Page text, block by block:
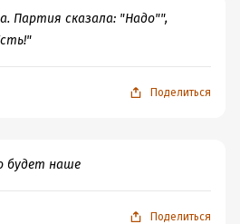
Партия сказала: "Надо"",
Поделиться
будет наше
Поделиться